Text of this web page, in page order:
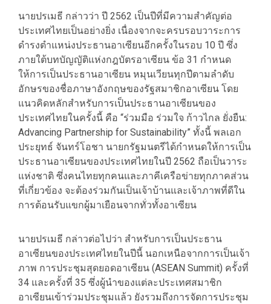
นายปรเมธี กล่าวว่า ปี 2562 เป็นปีที่มีความสำคัญต่อ
ประเทศไทยเป็นอย่างยิ่ง เนื่องจากจะครบรอบวาระการ
ดำรงตำแหน่งประธานอาเซียนอีกครั้งในรอบ 10 ปี ซึ่ง
ภายใต้บทบัญญัติแห่งกฎบัตรอาเซียน ข้อ 31 กำหนด
ให้การเป็นประธานอาเซียน หมุนเวียนทุกปีตามลำดับ
อักษรของชื่อภาษาอังกฤษของรัฐสมาชิกอาเซียน โดย
แนวคิดหลักสำหรับการเป็นประธานอาเซียนของ
ประเทศไทยในครั้งนี้ คือ “ร่วมมือ ร่วมใจ ก้าวไกล ยั่งยืน:
Advancing Partnership for Sustainability” ทั้งนี้ พลเอก
ประยุทธ์ จันทร์โอชา นายกรัฐมนตรีได้กำหนดให้การเป็น
ประธานอาเซียนของประเทศไทยในปี 2562 ถือเป็นวาระ
แห่งชาติ ซึ่งคนไทยทุกคนและภาคีเครือข่ายทุกภาคส่วน
ที่เกี่ยวข้อง จะต้องร่วมกันเป็นเจ้าบ้านและเจ้าภาพที่ดีใน
การต้อนรับแขกผู้มาเยือนจากทั่วทั้งอาเซียน
นายปรเมธี กล่าวต่อไปว่า สำหรับการเป็นประธาน
อาเซียนของประเทศไทยในปีนี้ นอกเหนือจากการเป็นเจ้า
ภาพ การประชุมสุดยอดอาเซียน (ASEAN Summit) ครั้งที่
34 และครั้งที่ 35 ซึ่งผู้นำของแต่ละประเทศสมาชิก
อาเซียนเข้าร่วมประชุมแล้ว ยังรวมถึงการจัดการประชุม